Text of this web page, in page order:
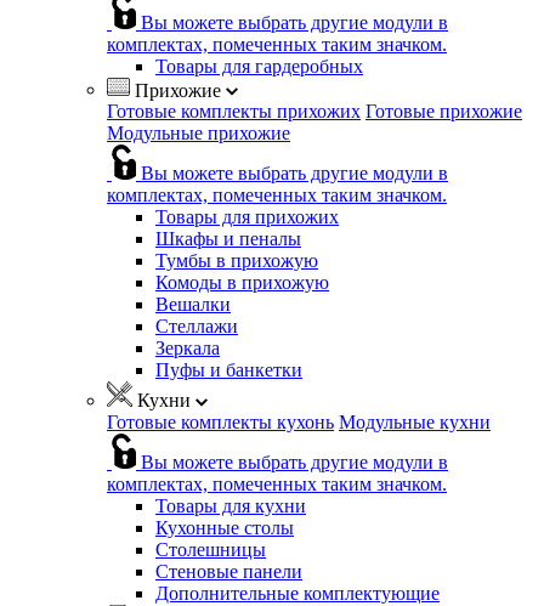
Вы можете выбрать другие модули в
комплектах, помеченных таким значком.
Товары для гардеробных
Прихожие
Готовые комплекты прихожих Готовые прихожие
Модульные прихожие
Вы можете выбрать другие модули в
комплектах, помеченных таким значком.
Товары для прихожих
Шкафы и пеналы
Тумбы в прихожую
Комоды в прихожую
Вешалки
Стеллажи
Зеркала
Пуфы и банкетки
Кухни
Готовые комплекты кухонь Модульные кухни
Вы можете выбрать другие модули в
комплектах, помеченных таким значком.
Товары для кухни
Кухонные столы
Столешницы
Стеновые панели
Дополнительные комплектующие